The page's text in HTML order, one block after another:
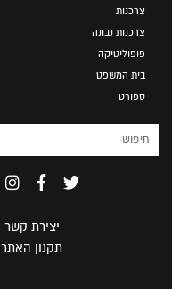
צרכנות
צרכנות נבונה
פופוליטיקה
בית המשפט
ספורט
יצירת קשר
תקנון האתר